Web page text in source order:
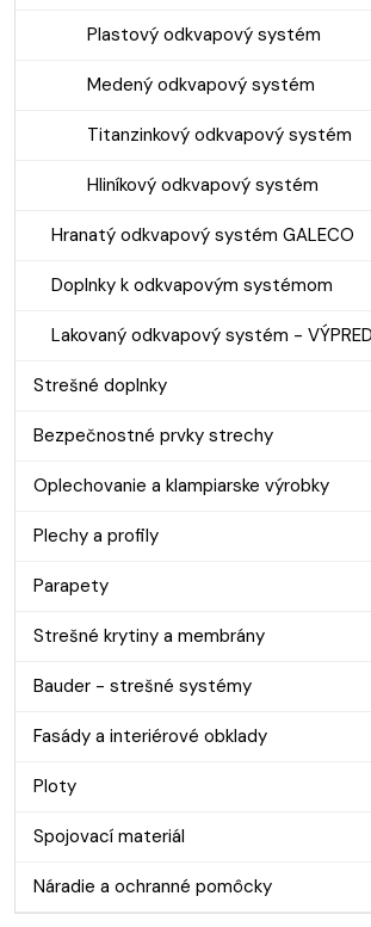
Plastový odkvapový systém
Medený odkvapový systém
Titanzinkový odkvapový systém
Hliníkový odkvapový systém
Hranatý odkvapový systém GALECO
Doplnky k odkvapovým systémom
Lakovaný odkvapový systém -
Strešné doplnky
Bezpečnostné prvky strechy
Oplechovanie a klampiarske výrobky
Plechy a profily
Parapety
Strešné krytiny a membrány
Bauder - strešné systémy
Fasády a interiérové obklady
Ploty
Spojovací materiál
Náradie a ochranné pomôcky